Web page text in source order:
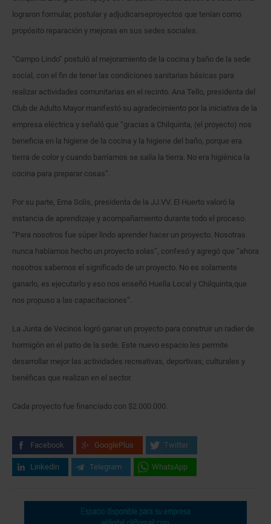
lograron formular, postular y adjudicarseproyectos que tenían como
propósito reparación y mejoras en sus sedes sociales.
“Campo Lindo” postuló al mejoramiento de la cocina y baño de la sede
social, con el fin de tener las condiciones sanitarias básicas para
realizar actividades comunitarias en el recinto. Ana Tello, presidenta del
Club de Adulto Mayor manifestó su agradecimiento por la iniciativa de la
empresa eléctrica y señaló que “gracias a Chilquinta, (el proyecto) nos
beneficia en la higiene de la cocina y la higiene del baño, porque era
tierra de color y cuando barríamos se salía la tierra. No era higiénica la
cocina para preparar cosas”.
Por su parte, Ema Solis, presidenta de la JJ.VV. El Huerto valoró la
instancia de aprendizaje y acompañamiento durante todo el proceso.
“Para nosotros fue súper lindo aprender hacer un proyecto. Nosotras
nunca habíamos hecho un proyecto solas”, confesó y agregó que “ahora
nosotros sabemos el significado de un proyecto. No es solamente
ganarlo, es ejecutarlo y eso nos enseñó Huella Local y Chilquinta,que
nos propuso a las capacitaciones”.
La Junta de Vecinos logró ganar un proyecto para construir un radier de
hormigón en el patio de la sede. Este nuevo espacio les permite
desarrollar mejor las actividades recreativas, deportivas, culturales y
benéficas que realizan en el sector.
Cada proyecto fue financiado con $2.000.000.
Facebook GooglePlus Twitter
Linkedin Telegram WhatsApp